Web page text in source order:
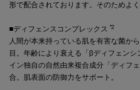
形で配合されております。そのためよ
■ディフェンスコンプレックス *2
人間が本来持っている肌を有害な菌か
目。年齢により衰える「βディフェン
イン独自の自然由来複合成分「ディフ
合。肌表面の防御力をサポート。